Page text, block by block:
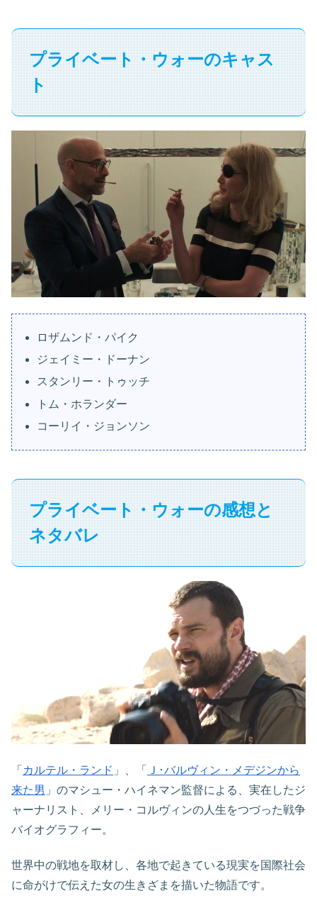
プライベート・ウォーのキャス
ト
ロザムンド・パイク
ジェイミー・ドーナン
スタンリー・トゥッチ
トム・ホランダー
コーリイ・ジョンソン
プライベート・ウォーの感想と
ネタバレ
「 カルテル・ランド 」、「
Ｊ･バルヴィン・メデジンから
来た男 」のマシュー・ハイネマン監督による、実在したジ
ャーナリスト、メリー・コルヴィンの人生をつづった戦争
バイオグラフィー。
世界中の戦地を取材し、各地で起きている現実を国際社会
に命がけで伝えた女の生きざまを描いた物語です。